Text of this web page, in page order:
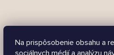
Na prispôsobenie obsahu a
sociálnych médií a analýzu